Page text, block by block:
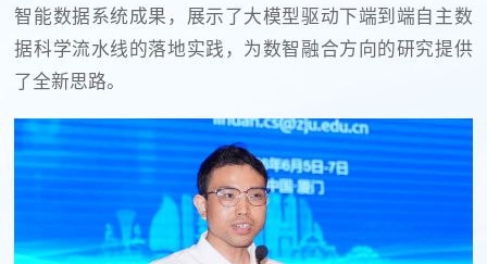
智能数据系统成果，展示了大模型驱动下端到端自主数
据科学流水线的落地实践，为数智融合方向的研究提供
了全新思路。